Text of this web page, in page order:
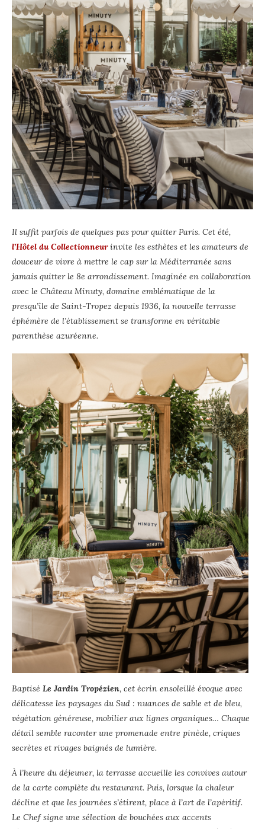
Il suffit parfois de quelques pas pour quitter Paris. Cet été,
l’Hôtel du Collectionneurinvite les esthètes et les amateurs de
douceur de vivre à mettre le cap sur la Méditerranée sans
jamais quitter le 8e arrondissement. Imaginée en collaboration
avec le Château Minuty, domaine emblématique de la
presqu’île de Saint-Tropez depuis 1936, la nouvelle terrasse
éphémère de l’établissement se transforme en véritable
parenthèse azuréenne.
Baptisé Le Jardin Tropézien, cet écrin ensoleillé évoque avec
délicatesse les paysages du Sud : nuances de sable et de bleu,
végétation généreuse, mobilier aux lignes organiques… Chaque
détail semble raconter une promenade entre pinède, criques
secrètes et rivages baignés de lumière.
À l’heure du déjeuner, la terrasse accueille les convives autour
de la carte complète du restaurant. Puis, lorsque la chaleur
décline et que les journées s’étirent, place à l’art de l’apéritif.
Le Chef signe une sélection de bouchées aux accents